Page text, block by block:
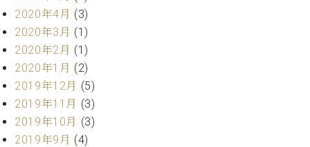
タ
マ
ー
サ
ー
ビ
ス
(
調
律
)
2020年4月 (3)
2020年3月 (1)
2020年2月 (1)
2020年1月 (2)
2019年12月 (5)
2019年11月 (3)
2019年10月 (3)
2019年9月 (4)